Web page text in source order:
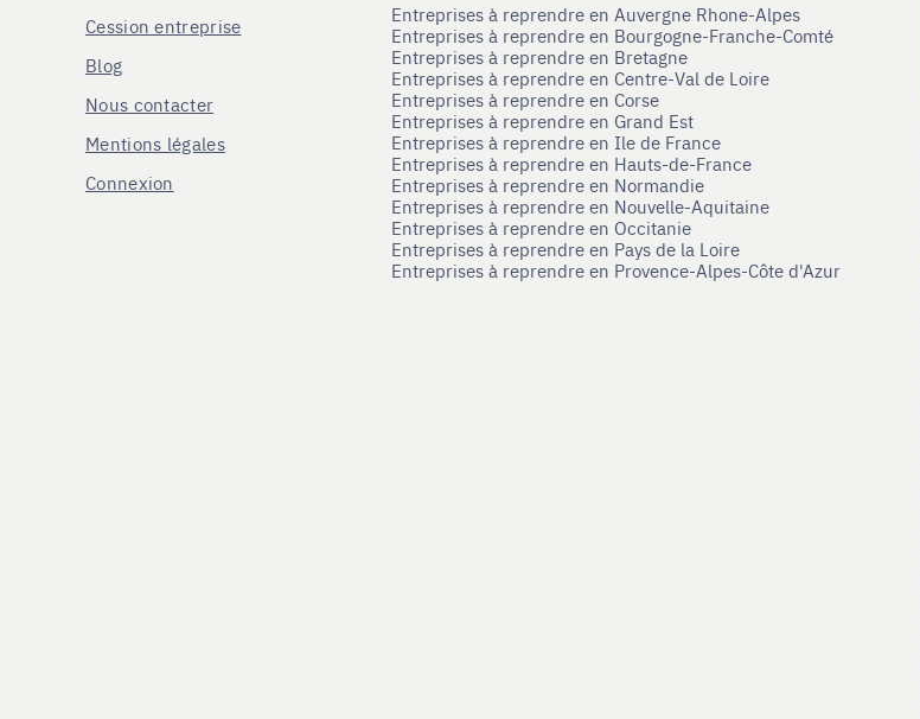
Cession entreprise
Blog
Nous contacter
Mentions légales
Connexion
Entreprises à reprendre en Auvergne Rhone-Alpes
Entreprises à reprendre en Bourgogne-Franche-Comté
Entreprises à reprendre en Bretagne
Entreprises à reprendre en Centre-Val de Loire
Entreprises à reprendre en Corse
Entreprises à reprendre en Grand Est
Entreprises à reprendre en Ile de France
Entreprises à reprendre en Hauts-de-France
Entreprises à reprendre en Normandie
Entreprises à reprendre en Nouvelle-Aquitaine
Entreprises à reprendre en Occitanie
Entreprises à reprendre en Pays de la Loire
Entreprises à reprendre en Provence-Alpes-Côte d'Azur